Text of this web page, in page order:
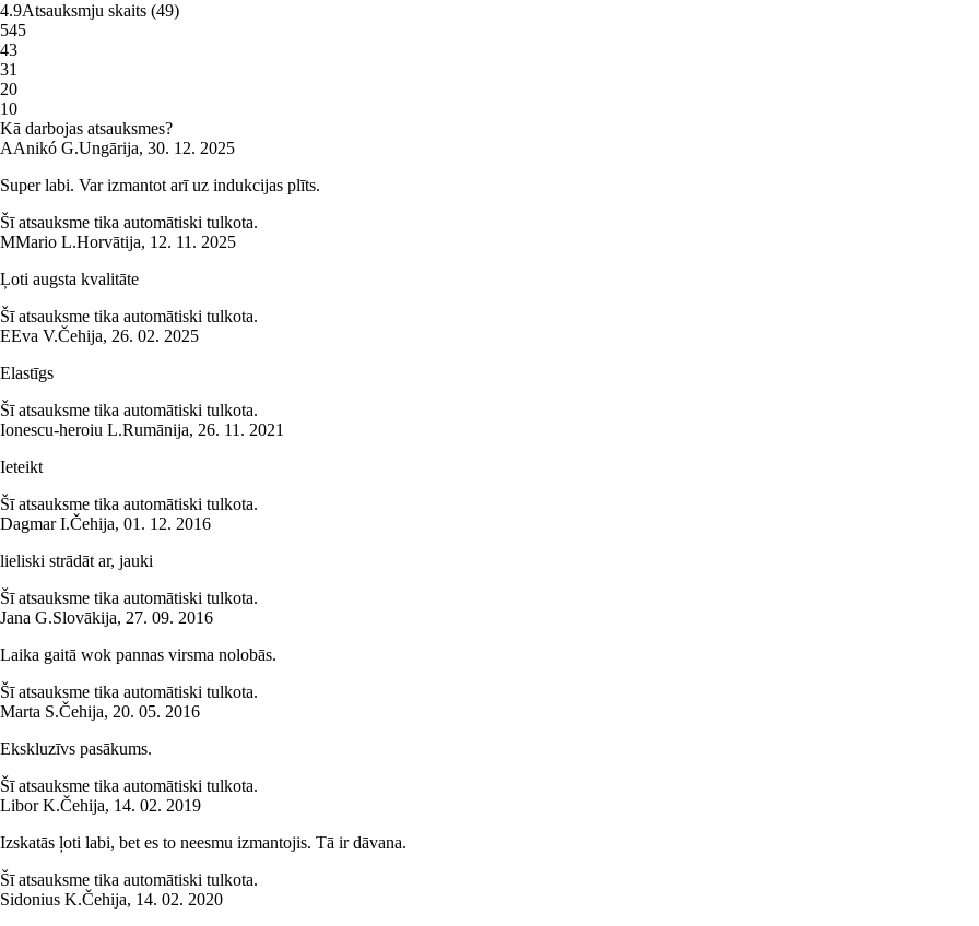
4.9Atsauksmju skaits (49)
545
43
31
20
10
Kā darbojas atsauksmes?
AAnikó G.Ungārija, 30. 12. 2025
Super labi. Var izmantot arī uz indukcijas plīts.
Šī atsauksme tika automātiski tulkota.
MMario L.Horvātija, 12. 11. 2025
Ļoti augsta kvalitāte
Šī atsauksme tika automātiski tulkota.
EEva V.Čehija, 26. 02. 2025
Elastīgs
Šī atsauksme tika automātiski tulkota.
Ionescu-heroiu L.Rumānija, 26. 11. 2021
Ieteikt
Šī atsauksme tika automātiski tulkota.
Dagmar I.Čehija, 01. 12. 2016
lieliski strādāt ar, jauki
Šī atsauksme tika automātiski tulkota.
Jana G.Slovākija, 27. 09. 2016
Laika gaitā wok pannas virsma nolobās.
Šī atsauksme tika automātiski tulkota.
Marta S.Čehija, 20. 05. 2016
Ekskluzīvs pasākums.
Šī atsauksme tika automātiski tulkota.
Libor K.Čehija, 14. 02. 2019
Izskatās ļoti labi, bet es to neesmu izmantojis. Tā ir dāvana.
Šī atsauksme tika automātiski tulkota.
Sidonius K.Čehija, 14. 02. 2020